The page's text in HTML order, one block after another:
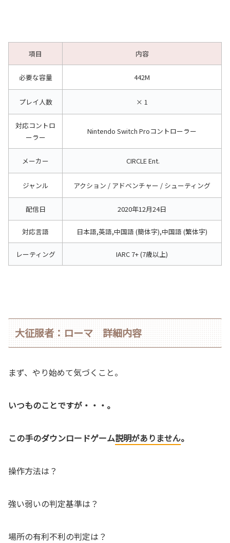
項目 内容
必要な容量 442M
プレイ人数 × 1
対応コントロ
ーラー
Nintendo Switch Proコントローラー
メーカー CIRCLE Ent.
ジャンル アクション / アドベンチャー / シューティング
配信日 2020年12月24日
対応言語 日本語,英語,中国語 (簡体字),中国語 (繁体字)
レーティング IARC 7+ (7歳以上)
大征服者：ローマ 詳細内容
まず、やり始めて気づくこと。
いつものことですが・・・。
この手のダウンロードゲーム説明がありません。
操作方法は？
強い弱いの判定基準は？
場所の有利不利の判定は？